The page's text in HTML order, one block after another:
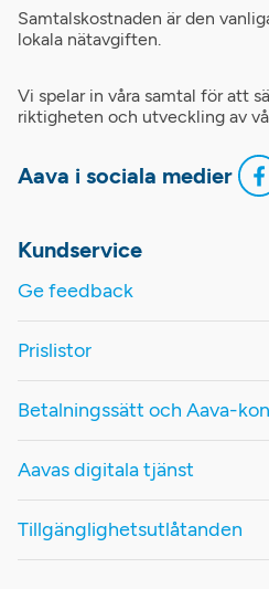
Samtalskostnaden är den
lokala nätavgiften.
Vi spelar in våra samtal för att
riktigheten och utveckling av
Aava i sociala medier
Kundservice
Ge feedback
Prislistor
Betalningssätt och Aava-
Aavas digitala tjänst
Tillgänglighetsutlåtanden